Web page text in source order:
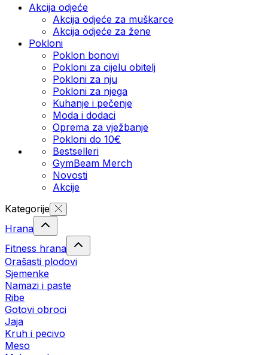
Akcija odjeće
Akcija odjeće za muškarce
Akcija odjeće za žene
Pokloni
Poklon bonovi
Pokloni za cijelu obitelj
Pokloni za nju
Pokloni za njega
Kuhanje i pečenje
Moda i dodaci
Oprema za vježbanje
Pokloni do 10€
Bestselleri
GymBeam Merch
Novosti
Akcije
Kategorije
Hrana
Fitness hrana
Orašasti plodovi
Sjemenke
Namazi i paste
Ribe
Gotovi obroci
Jaja
Kruh i pecivo
Meso